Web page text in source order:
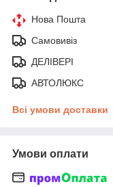
Нова Пошта
Самовивіз
ДЕЛІВЕРІ
АВТОЛЮКС
Всі умови доставки
Умови оплати